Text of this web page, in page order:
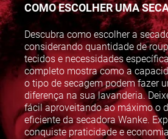
COMO ESCOLHER UMA
Descubra como escolher a
considerando quantidade de
tecidos e necessidades
completo mostra como a
o tipo de secagem podem fazer
diferença na sua lavanderia.
fácil aproveitando ao máximo o
eficiente da secadora Wanke.
conquiste praticidade e